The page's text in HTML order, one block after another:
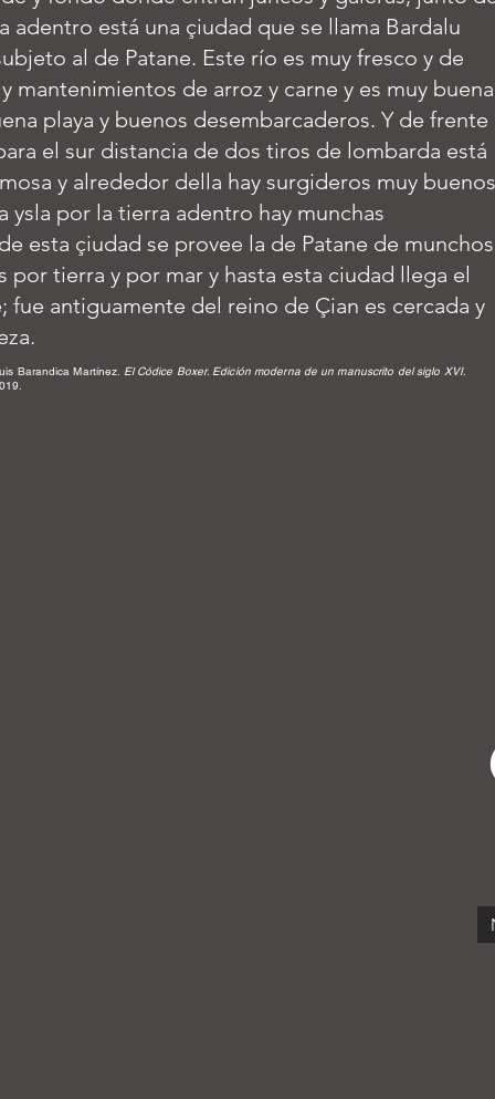
adentro está una çiudad que se llama Bardalu
al de Patane. Este río es muy fresco y de
mantenimientos de arroz y carne y es muy buena
playa y buenos desembarcaderos. Y de frente
el sur distancia de dos tiros de lombarda está
y alrededor della hay surgideros muy
ysla por la tierra adentro hay munchas
esta çiudad se provee la de Patane de munchos
por tierra y por mar y hasta esta ciudad llega el
fue antiguamente del reino de Çian es cercada y
Barandica Martínez. El Códice Boxer. Edición moderna de un manuscrito del siglo XVI.